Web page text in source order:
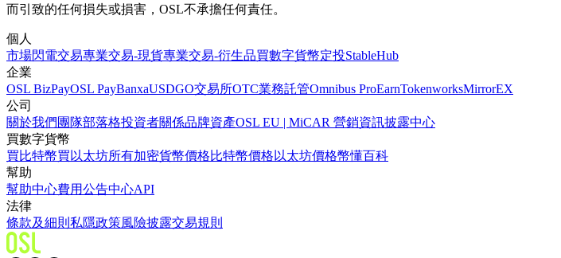
而引致的任何損失或損害，OSL不承擔任何責任。
個人
市場閃電交易專業交易-現貨專業交易-衍生品買數字貨幣定投StableHub
企業
OSL BizPayOSL PayBanxaUSDGO交易所OTC業務託管Omnibus ProEarnTokenworksMirrorEX
公司
關於我們 團隊部落格投資者關係品牌資產OSL EU | MiCAR 營銷資訊披露中心
買數字貨幣
買比特幣買以太坊所有加密貨幣價格比特幣價格 以太坊價格幣懂百科
幫助
幫助中心費用公告中心API
法律
條款及細則 私隱政策風險披露交易規則